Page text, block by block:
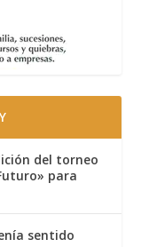
del torneo
para
sentido